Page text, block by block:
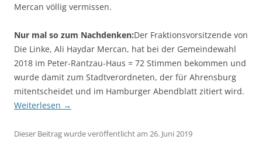
Mercan völlig vermissen.
Nur mal so zum Nachdenken:Der Fraktionsvorsitzende von
Die Linke, Ali Haydar Mercan, hat bei der Gemeindewahl
2018 im Peter-Rantzau-Haus = 72 Stimmen bekommen und
wurde damit zum Stadtverordneten, der für Ahrensburg
mitentscheidet und im Hamburger Abendblatt zitiert wird.
Weiterlesen →
Dieser Beitrag wurde veröffentlicht am 26. Juni 2019